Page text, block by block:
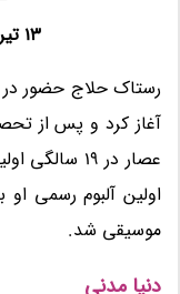
13 تیر سالروز تولد رستاک حلاج
آغاز کرد و پس از
عصار در 19
موسیقی شد.
دنیا مدنی